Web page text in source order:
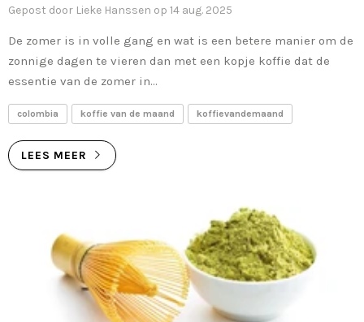
Gepost door Lieke Hanssen op 14 aug. 2025
De zomer is in volle gang en wat is een betere manier om de
zonnige dagen te vieren dan met een kopje koffie dat de
essentie van de zomer in...
colombia koffie van de maand koffievandemaand
LEES MEER